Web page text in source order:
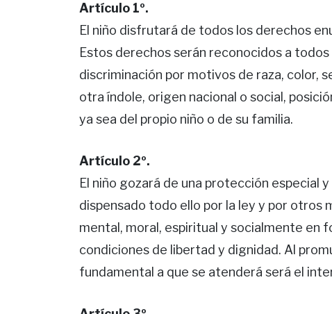
Artículo 1º.
El niño disfrutará de todos los derechos
Estos derechos serán reconocidos a
discriminación por motivos de raza, color,
otra índole, origen nacional o social,
ya sea del propio niño o de su familia.
Artículo 2º.
El niño gozará de una protección especial
dispensado todo ello por la ley y por otros
mental, moral, espiritual y socialmente en
condiciones de libertad y dignidad. Al
fundamental a que se atenderá será el